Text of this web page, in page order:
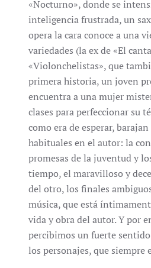
«Nocturno», donde se
inteligencia frustrada, un
opera la cara conoce a una
variedades (la ex de «El
«Violonchelistas», que
primera historia, un joven
encuentra a una mujer
clases para perfeccionar su
como era de esperar,
habituales en el autor: la
promesas de la juventud y
tiempo, el maravilloso y
del otro, los finales
música, que está
vida y obra del autor. Y por
percibimos un fuerte
los personajes, que siempre